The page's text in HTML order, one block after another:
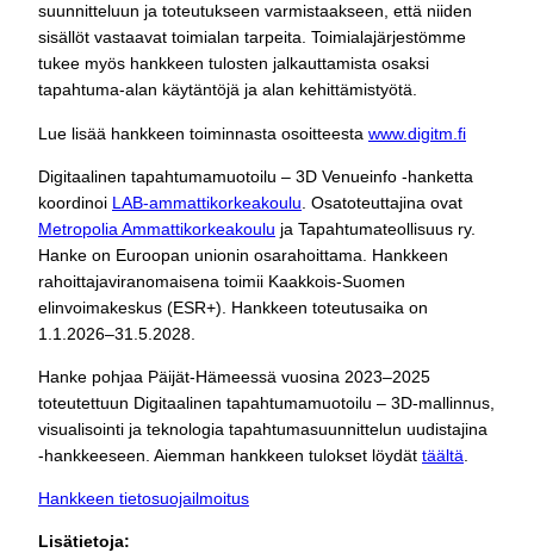
suunnitteluun ja toteutukseen varmistaakseen, että niiden
sisällöt vastaavat toimialan tarpeita. Toimialajärjestömme
tukee myös hankkeen tulosten jalkauttamista osaksi
tapahtuma-alan käytäntöjä ja alan kehittämistyötä.
Lue lisää hankkeen toiminnasta osoitteesta www.digitm.fi
Digitaalinen tapahtumamuotoilu – 3D Venueinfo -hanketta
koordinoi LAB-ammattikorkeakoulu . Osatoteuttajina ovat
Metropolia Ammattikorkeakoulu ja Tapahtumateollisuus ry.
Hanke on Euroopan unionin osarahoittama. Hankkeen
rahoittajaviranomaisena toimii Kaakkois-Suomen
elinvoimakeskus (ESR+). Hankkeen toteutusaika on
1.1.2026–31.5.2028.
Hanke pohjaa Päijät-Hämeessä vuosina 2023–2025
toteutettuun Digitaalinen tapahtumamuotoilu – 3D-mallinnus,
visualisointi ja teknologia tapahtumasuunnittelun uudistajina
-hankkeeseen. Aiemman hankkeen tulokset löydät täältä
Hankkeen tietosuojailmoitus
Lisätietoja: